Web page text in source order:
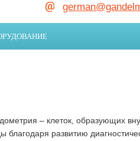
– клеток, образующих
благодаря развитию